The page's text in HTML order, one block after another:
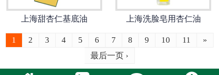
上海甜杏仁基底油 上海洗脸皂用杏仁油
1 2 3 4 5 6 7 8 9 10 11
»
最后一页 ›